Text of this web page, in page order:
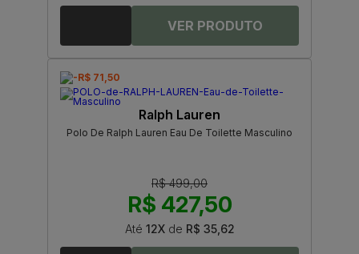
-R$ 71,50
Ralph Lauren
Polo De Ralph Lauren Eau De Toilette Masculino
R$ 499,00
R$ 427,50
Até 12Xde R$ 35,62